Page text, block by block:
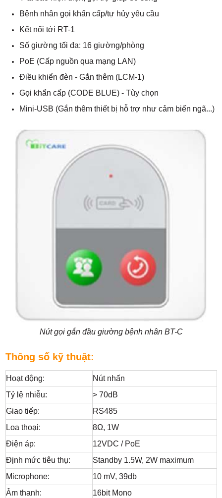
Bệnh nhân gọi khẩn cấp/tự hủy yêu cầu
Kết nối tới RT-1
Số giường tối đa: 16 giường/phòng
PoE (Cấp nguồn qua mạng LAN)
Điều khiển đèn - Gắn thêm (LCM-1)
Gọi khẩn cấp (CODE BLUE) - Tùy chọn
Mini-USB (Gắn thêm thiết bị hỗ trợ như cảm biến ngã...)
Nút gọi gắn đầu giường bệnh nhân BT-C
Thông số kỹ thuật:
Hoạt động:
Nút nhấn
Tỷ lệ nhiễu:
> 70dB
Giao tiếp:
RS485
Loa thoại:
8Ω, 1W
Điện áp:
12VDC / PoE
Định mức tiêu thụ:
Standby 1.5W, 2W maximum
Microphone:
10 mV, 39db
Âm thanh:
16bit Mono